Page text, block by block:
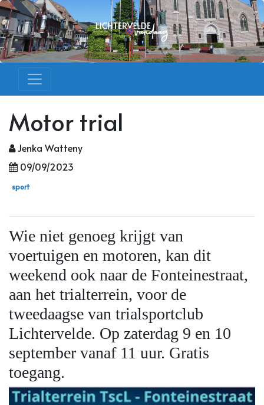
Motor trial
Jenka Watteny
09/09/2023
sport
Wie niet genoeg krijgt van
voertuigen en motoren, kan dit
weekend ook naar de Fonteinestraat,
aan het trialterrein, voor de
tweedaagse van trialsportclub
Lichtervelde. Op zaterdag 9 en 10
september vanaf 11 uur. Gratis
toegang.